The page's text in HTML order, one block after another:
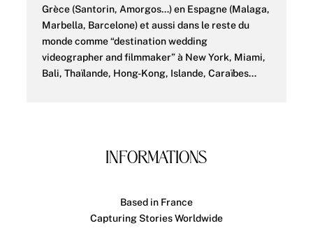
Grèce (Santorin, Amorgos…) en Espagne (Malaga,
Marbella, Barcelone) et aussi dans le reste du
monde comme “destination wedding
videographer and filmmaker” à New York, Miami,
Bali, Thaïlande, Hong-Kong, Islande, Caraïbes…
INFORMATIONS
Based in France
Capturing Stories Worldwide